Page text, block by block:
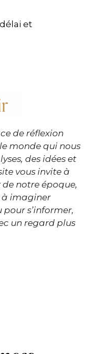
et
de réflexion
monde qui nous
des idées et
vous invite à
notre époque,
à imaginer
s’informer,
un regard plus